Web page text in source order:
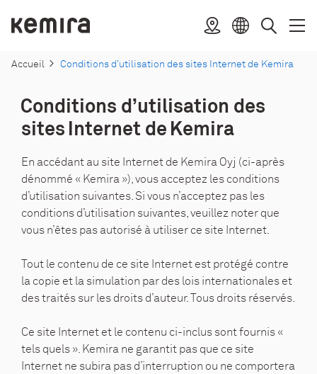
au
Kemira Pays
Choisir
langue
Chercher
menu
menu
Accueil Conditions d’utilisation des sites Internet de Kemira
Conditions d’utilisation des
sites Internet de Kemira
En accédant au site Internet de Kemira Oyj (ci-après
dénommé « Kemira »), vous acceptez les conditions
d’utilisation suivantes. Si vous n’acceptez pas les
conditions d’utilisation suivantes, veuillez noter que
vous n’êtes pas autorisé à utiliser ce site Internet.
Tout le contenu de ce site Internet est protégé contre
la copie et la simulation par des lois internationales et
des traités sur les droits d’auteur. Tous droits réservés.
Ce site Internet et le contenu ci-inclus sont fournis «
tels quels ». Kemira ne garantit pas que ce site
Internet ne subira pas d’interruption ou ne comportera